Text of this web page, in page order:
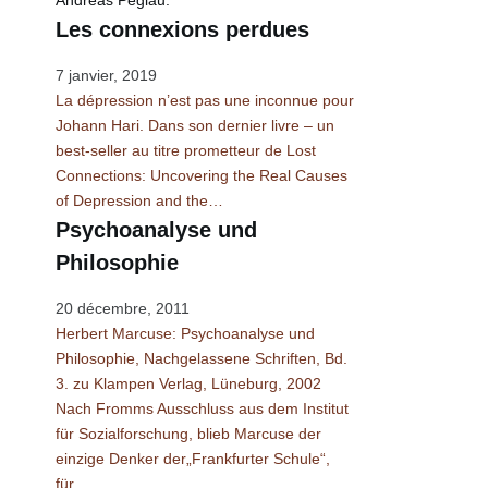
Les connexions perdues
7 janvier, 2019
La dépression n’est pas une inconnue pour
Johann Hari. Dans son dernier livre – un
best-seller au titre prometteur de Lost
Connections: Uncovering the Real Causes
of Depression and the…
Psychoanalyse und
Philosophie
20 décembre, 2011
Herbert Marcuse: Psychoanalyse und
Philosophie, Nachgelassene Schriften, Bd.
3. zu Klampen Verlag, Lüneburg, 2002
Nach Fromms Ausschluss aus dem Institut
für Sozialforschung, blieb Marcuse der
einzige Denker der„Frankfurter Schule“,
für…